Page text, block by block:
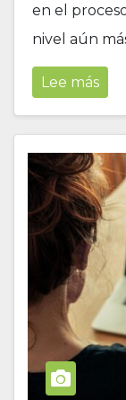
en el
nivel aún
Lee más